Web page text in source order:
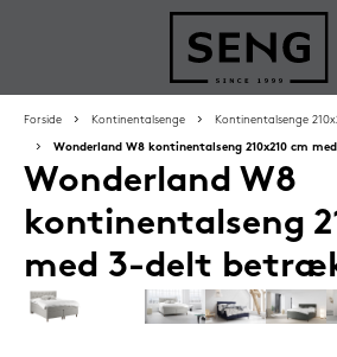
Populære valg til
Forside Kontinentalsenge Kontinentalsenge
Wonderland W8 kontinentalseng 210x210 cm
Wonderland W8
kontinentalseng
med 3-delt